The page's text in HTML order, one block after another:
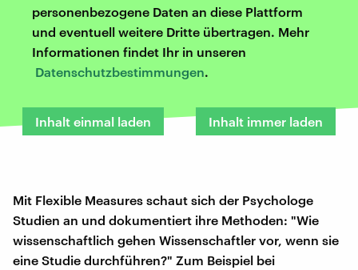
personenbezogene Daten an diese Plattform
und eventuell weitere Dritte übertragen. Mehr
Informationen findet Ihr in unseren
Datenschutzbestimmungen.
Inhalt einmal laden Inhalt immer laden
Mit Flexible Measures schaut sich der Psychologe
Studien an und dokumentiert ihre Methoden: "Wie
wissenschaftlich gehen Wissenschaftler vor, wenn sie
eine Studie durchführen?" Zum Beispiel bei